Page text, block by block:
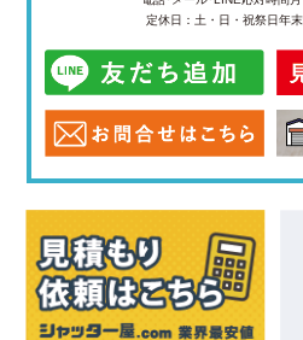
定休日：土・日・祝祭日年